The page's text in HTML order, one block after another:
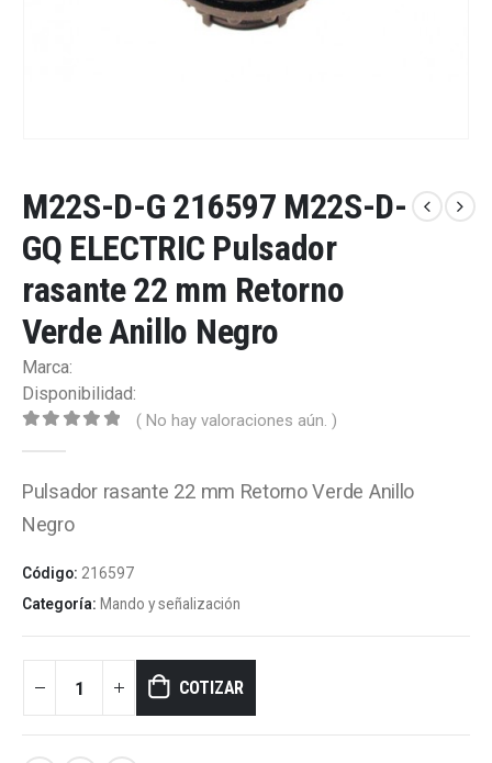
M22S-D-G 216597 M22S-D-
GQ ELECTRIC Pulsador
rasante 22 mm Retorno
Verde Anillo Negro
Marca:
Disponibilidad:
( No hay valoraciones aún. )
Pulsador rasante 22 mm Retorno Verde Anillo
Negro
Código: 216597
Categoría: Mando y señalización
COTIZAR